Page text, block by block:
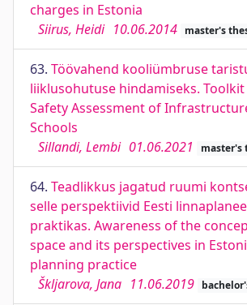
charges in Estonia
Siirus, Heidi 10.06.2014 master's
63. Töövahend kooliümbruse
liiklusohutuse hindamiseks.
Safety Assessment of
Schools
Sillandi, Lembi 01.06.2021 master's
64. Teadlikkus jagatud ruumi
selle perspektiivid Eesti
praktikas. Awareness of the
space and its perspectives in
planning practice
Škljarova, Jana 11.06.2019